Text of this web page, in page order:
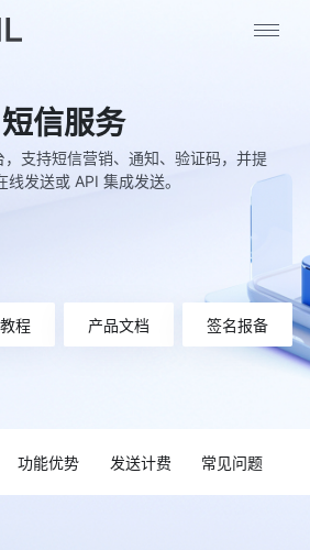
短信服务
支持短信营销、通知、验证码，并提
线发送或 API 集成发送。
程 产品文档 签名报备
功能优势 发送计费 常见问题